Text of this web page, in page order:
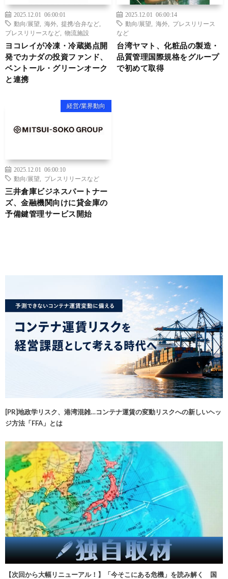
2025.12.01 06:00:01
動向/展望
海外 提携/合弁など
プレスリリースなど
物流施設
ヨコレイが冷凍・冷蔵拠点開
発でカナダの投資ファンド、
ベントール・グリーンオーク
と連携
2025.12.01 06:00:14
動向/展望
海外
プレスリリース
など
台湾ヤマト、化粧品の製造・
品質管理国際規格をグループ
で初めて取得
経営/業界動向
2025.12.01 06:00:10
動向/展望
プレスリリースなど
三井倉庫ビジネスパートナー
ズ、金融機関向けに貸金庫の
予備鍵管理サービス開始
[PR]地政学リスク、港湾混雑…コンテナ運賃の変動リスクへの新しいヘッ
ジ方法「FFA」とは
【次回から大幅リニューアル！】「今そこにある危機」を読み解く 国